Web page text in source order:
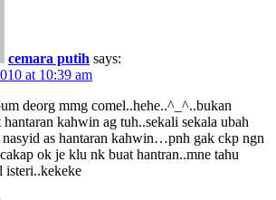
cemara putih says:
at 10:39 am
deorg mmg comel..hehe..^_^..bukan
hantaran kahwin ag tuh..sekali sekala ubah
as hantaran kahwin…pnh gak ckp ngn
ok je klu nk buat hantran..mne tahu
isteri..kekeke